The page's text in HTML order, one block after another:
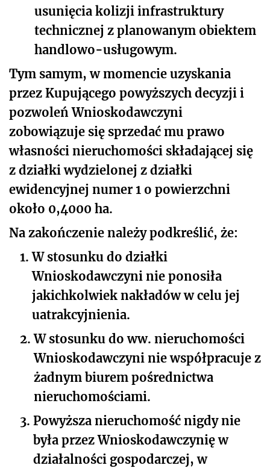
usunięcia kolizji infrastruktury
technicznej z planowanym obiektem
handlowo-usługowym.
Tym samym, w momencie uzyskania
przez Kupującego powyższych decyzji i
pozwoleń Wnioskodawczyni
zobowiązuje się sprzedać mu prawo
własności nieruchomości składającej się
z działki wydzielonej z działki
ewidencyjnej numer 1 o powierzchni
około 0,4000 ha.
Na zakończenie należy podkreślić, że:
1. W stosunku do działki
Wnioskodawczyni nie ponosiła
jakichkolwiek nakładów w celu jej
uatrakcyjnienia.
2. W stosunku do ww. nieruchomości
Wnioskodawczyni nie współpracuje z
żadnym biurem pośrednictwa
nieruchomościami.
3. Powyższa nieruchomość nigdy nie
była przez Wnioskodawczynię w
działalności gospodarczej, w